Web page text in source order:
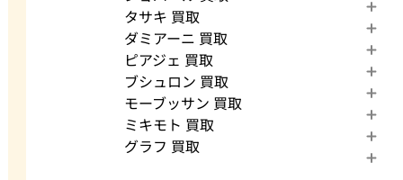
タサキ 買取
ダミアーニ 買取
ピアジェ 買取
ブシュロン 買取
モーブッサン 買取
ミキモト 買取
グラフ 買取